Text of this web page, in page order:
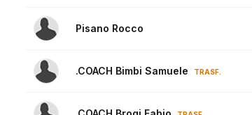
Pisano Rocco
.COACH Bimbi Samuele TRASF.